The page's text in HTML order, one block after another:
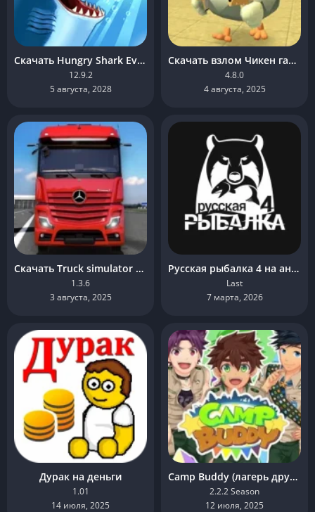
Скачать Hungry Shark Evolution взлом [много алмазов, денег и читов]
12.9.2
5 августа, 2028
Скачать взлом Чикен ган много денег
4.8.0
4 августа, 2025
Скачать Truck simulator ultimate взлом
1.3.6
3 августа, 2025
Русская рыбалка 4 на андроид
Last
7 марта, 2026
Дурак на деньги
1.01
14 июля, 2025
Camp Buddy (лагерь друзей) на Андроид
2.2.2 Season
12 июля, 2025